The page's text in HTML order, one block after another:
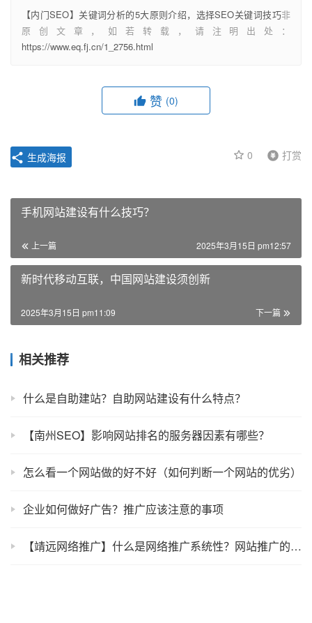
【内门SEO】关键词分析的5大原则介绍，选择SEO关键词技巧非
原创文章，如若转载，请注明出处：
https://www.eq.fj.cn/1_2756.html
赞 (0)
0 打赏
生成海报
手机网站建设有什么技巧？
上一篇 2025年3月15日 pm12:57
新时代移动互联，中国网站建设须创新
下一篇
2025年3月15日 pm11:09
相关推荐
什么是自助建站？自助网站建设有什么特点？
【南州SEO】影响网站排名的服务器因素有哪些？
怎么看一个网站做的好不好（如何判断一个网站的优劣）
企业如何做好广告？推广应该注意的事项
【靖远网络推广】什么是网络推广系统性？网站推广的系统性介绍